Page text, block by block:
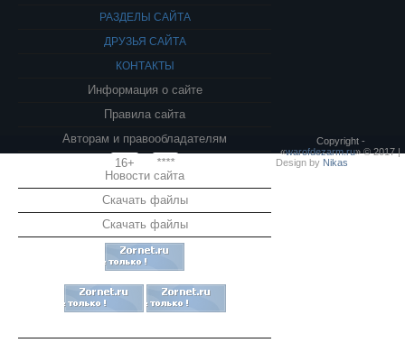
РАЗДЕЛЫ САЙТА
ДРУЗЬЯ САЙТА
КОНТАКТЫ
Информация о сайте
Правила сайта
Авторам и правообладателям
16+
****
Новости сайта
Скачать файлы
Скачать файлы
Copyright -
«warofdezarm.ru» © 2017 |
Design by Nikas